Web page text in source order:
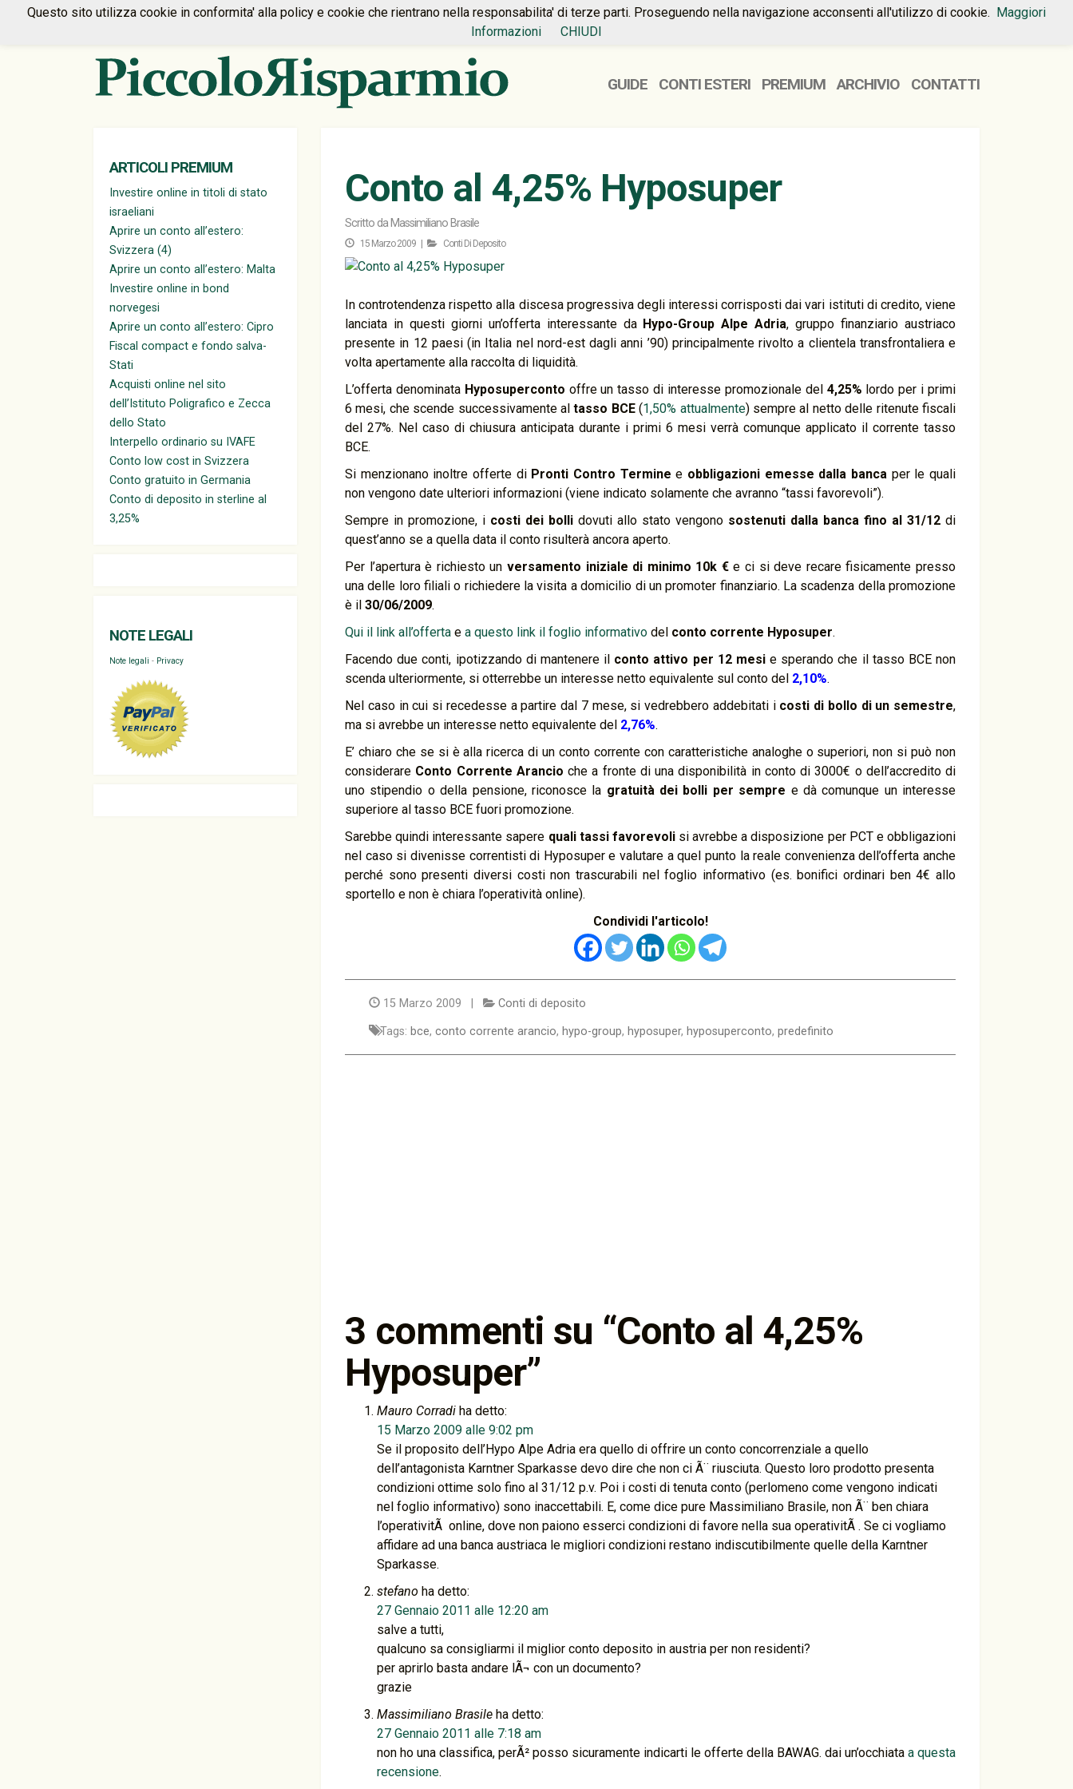
HOME PREMIUM CONTATTI
GUIDE CONTI ESTERI PREMIUM ARCHIVIO CONTATTI
ARTICOLI PREMIUM
Investire online in titoli di stato
israeliani
Aprire un conto all’estero:
Svizzera (4)
Aprire un conto all’estero: Malta
Investire online in bond
norvegesi
Aprire un conto all’estero: Cipro
Fiscal compact e fondo salva-
Stati
Acquisti online nel sito
dell’Istituto Poligrafico e Zecca
dello Stato
Interpello ordinario su IVAFE
Conto low cost in Svizzera
Conto gratuito in Germania
Conto di deposito in sterline al
3,25%
NOTE LEGALI
Note legali - Privacy
Conto al 4,25% Hyposuper
Scritto da Massimiliano Brasile
15 Marzo 2009 | Conti Di Deposito
In controtendenza rispetto alla discesa progressiva degli interessi corrisposti dai vari istituti di credito, viene
lanciata in questi giorni un’offerta interessante da Hypo-Group Alpe Adria, gruppo finanziario austriaco
presente in 12 paesi (in Italia nel nord-est dagli anni ’90) principalmente rivolto a clientela transfrontaliera e
volta apertamente alla raccolta di liquidità.
L’offerta denominata Hyposuperconto offre un tasso di interesse promozionale del 4,25% lordo per i primi
6 mesi, che scende successivamente altasso BCE(1,50% attualmente) sempre al netto delle ritenute fiscali
del 27%. Nel caso di chiusura anticipata durante i primi 6 mesi verrà comunque applicato il corrente tasso
BCE.
Si menzionano inoltre offerte di Pronti Contro Termine e obbligazioni emesse dalla banca per le quali
non vengono date ulteriori informazioni (viene indicato solamente che avranno “tassi favorevoli”).
Sempre in promozione, i costi dei bolli dovuti allo stato vengono sostenuti dalla banca fino al 31/12 di
quest’anno se a quella data il conto risulterà ancora aperto.
Per l’apertura è richiesto un versamento iniziale di minimo 10k €e ci si deve recare fisicamente presso
una delle loro filiali o richiedere la visita a domicilio di un promoter finanziario. La scadenza della promozione
è il 30/06/2009.
Qui il link all’offerta e a questo link il foglio informativo del conto corrente Hyposuper.
Facendo due conti, ipotizzando di mantenere il conto attivo per 12 mesie sperando che il tasso BCE non
scenda ulteriormente, si otterrebbe un interesse netto equivalente sul conto del 2,10%.
Nel caso in cui si recedesse a partire dal 7 mese, si vedrebbero addebitati i costi di bollo di un semestre,
ma si avrebbe un interesse netto equivalente del 2,76%.
E’ chiaro che se si è alla ricerca di un conto corrente con caratteristiche analoghe o superiori, non si può non
considerare Conto Corrente Arancio che a fronte di una disponibilità in conto di 3000€ o dell’accredito di
uno stipendio o della pensione, riconosce la gratuità dei bolli per sempre e dà comunque un interesse
superiore al tasso BCE fuori promozione.
Sarebbe quindi interessante sapere quali tassi favorevolisi avrebbe a disposizione per PCT e obbligazioni
nel caso si divenisse correntisti di Hyposuper e valutare a quel punto la reale convenienza dell’offerta anche
perché sono presenti diversi costi non trascurabili nel foglio informativo (es. bonifici ordinari ben 4€ allo
sportello e non è chiara l’operatività online).
Condividi l'articolo!
15 Marzo 2009 | Conti di deposito
Tags: bce, conto corrente arancio, hypo-group, hyposuper, hyposuperconto, predefinito
3 commenti su “Conto al 4,25%
Hyposuper”
Mauro Corradi ha detto:
15 Marzo 2009 alle 9:02 pm
Se il proposito dell’Hypo Alpe Adria era quello di offrire un conto concorrenziale a quello
dell’antagonista Karntner Sparkasse devo dire che non ci Ã¨ riusciuta. Questo loro prodotto presenta
condizioni ottime solo fino al 31/12 p.v. Poi i costi di tenuta conto (perlomeno come vengono indicati
nel foglio informativo) sono inaccettabili. E, come dice pure Massimiliano Brasile, non Ã¨ ben chiara
l’operativitÃ online, dove non paiono esserci condizioni di favore nella sua operativitÃ . Se ci vogliamo
affidare ad una banca austriaca le migliori condizioni restano indiscutibilmente quelle della Karntner
Sparkasse.
stefano ha detto:
27 Gennaio 2011 alle 12:20 am
salve a tutti,
qualcuno sa consigliarmi il miglior conto deposito in austria per non residenti?
per aprirlo basta andare lÃ¬ con un documento?
grazie
Massimiliano Brasile ha detto:
27 Gennaio 2011 alle 7:18 am
non ho una classifica, perÃ² posso sicuramente indicarti le offerte della BAWAG. dai un’occhiata a questa
recensione.
Questo sito utilizza cookie in conformita' alla policy e cookie che rientrano nella responsabilita' di terze parti. Proseguendo nella navigazione acconsenti all'utilizzo di cookie. Maggiori
Informazioni
CHIUDI